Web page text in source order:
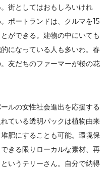
街としてはおもしろいけれ
ポートランドは、クルマを15
ができる。建物の中にいても
になっている人も多いわ。春
友だちのファーマーが桜の花
ルの女性社会進出を応援する
ている透明パックは植物由来
肥にすることも可能。環境保
きる限りローカルな素材、再
いうテリーさん。自分で納得